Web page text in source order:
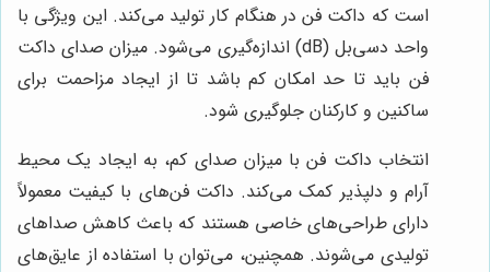
است که داکت فن در هنگام کار تولید می‌کند. این ویژگی با
واحد دسی‌بل (dB) اندازه‌گیری می‌شود. میزان صدای داکت
فن باید تا حد امکان کم باشد تا از ایجاد مزاحمت برای
ساکنین و کارکنان جلوگیری شود.
انتخاب داکت فن با میزان صدای کم، به ایجاد یک محیط
آرام و دلپذیر کمک می‌کند. داکت فن‌های با کیفیت معمولاً
دارای طراحی‌های خاصی هستند که باعث کاهش صداهای
تولیدی می‌شوند. همچنین، می‌توان با استفاده از عایق‌های